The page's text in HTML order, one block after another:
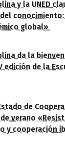
y la UNED
global»
da la
edición de la
de
verano
y cooperación